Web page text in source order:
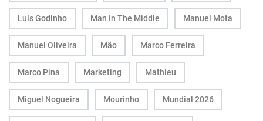
Luís Godinho Man In The Middle Manuel Mota
Manuel Oliveira Mão Marco Ferreira
Marco Pina Marketing Mathieu
Miguel Nogueira Mourinho Mundial 2026